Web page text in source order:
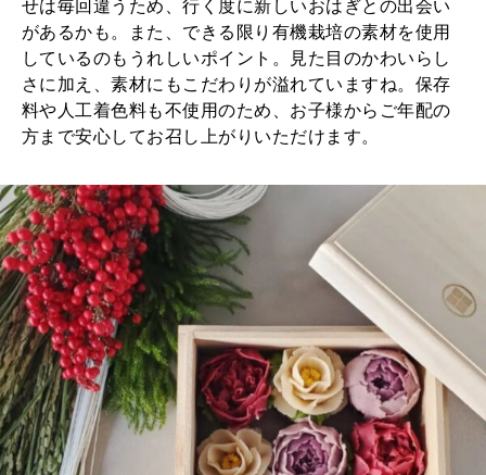
せは毎回違うため、行く度に新しいおはぎとの出会い
があるかも。また、できる限り有機栽培の素材を使用
しているのもうれしいポイント。見た目のかわいらし
さに加え、素材にもこだわりが溢れていますね。保存
料や人工着色料も不使用のため、お子様からご年配の
方まで安心してお召し上がりいただけます。